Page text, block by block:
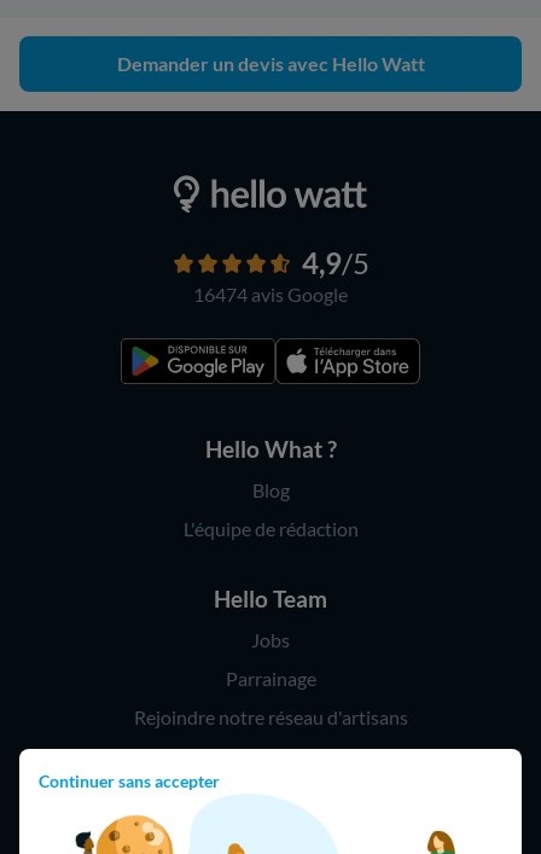
Continuer sans accepter
Demander un devis avec Hello Watt
4,9/5
16474 avis Google
Hello What ?
Blog
L'équipe de rédaction
Hello Team
Jobs
Parrainage
Rejoindre notre réseau d'artisans
Hello !
09 75 18 60 60 (8h-21h)